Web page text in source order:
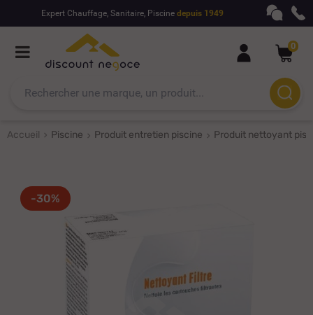
Expert Chauffage, Sanitaire, Piscine depuis 1949
0
Accueil Piscine Produit entretien piscine Produit nettoyant
-30%